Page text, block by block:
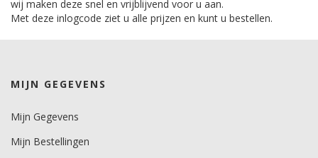
wij maken deze snel en vrijblijvend voor u aan.
Met deze inlogcode ziet u alle prijzen en kunt u bestellen.
MIJN GEGEVENS
Mijn Gegevens
Mijn Bestellingen